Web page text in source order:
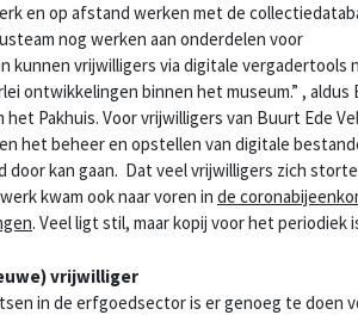
en op afstand werken met de
nog werken aan onderdelen voor
kunnen vrijwilligers via digitale vergadertools
ontwikkelingen binnen het museum.” , aldus
het Pakhuis. Voor vrijwilligers van Buurt Ede
het beheer en opstellen van digitale
door kan gaan. Dat veel vrijwilligers zich
kwam ook naar voren in de
. Veel ligt stil, maar kopij voor het periodiek
vrijwilliger
in de erfgoedsector is er genoeg te doen